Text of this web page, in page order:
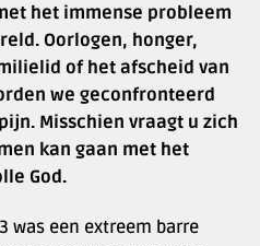
het immense probleem
Oorlogen, honger,
of het afscheid van
we geconfronteerd
Misschien vraagt u zich
kan gaan met het
God.
was een extreem barre